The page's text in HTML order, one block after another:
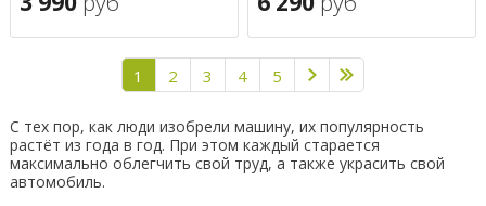
1 2 3 4 5
С тех пор, как люди изобрели машину, их популярность
растёт из года в год. При этом каждый старается
максимально облегчить свой труд, а также украсить свой
автомобиль.